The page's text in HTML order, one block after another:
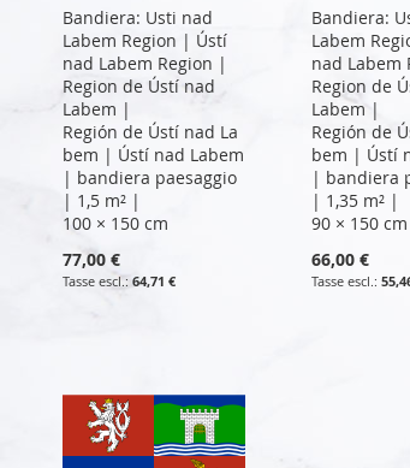
Bandiera: Usti nad
Labem Region | Ústí
nad Labem Region |
Region de Ústí nad
Labem |
Región de Ústí nad La
bem | Ústí nad Labem
| bandiera paesaggio
| 1,5 m² |
100 × 150 cm
77,00 €
64,71 €
Bandiera:
Labem
nad Labem
Region de
Labem |
Región de
bem | Ústí
| bandiera
| 1,35 m² |
90 × 150 cm
66,00 €